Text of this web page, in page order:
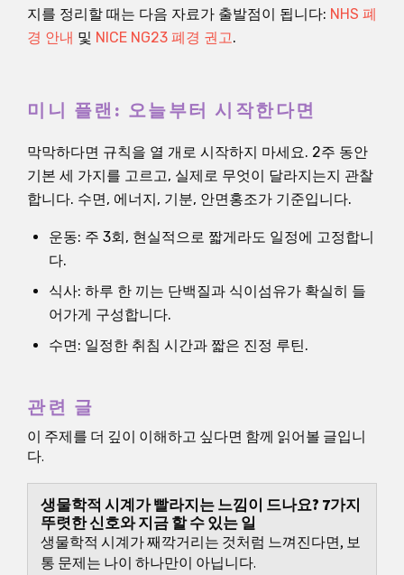
지를 정리할 때는 다음 자료가 출발점이 됩니다: NHS 폐
경 안내 및 NICE NG23 폐경 권고.
미니 플랜: 오늘부터 시작한다면
막막하다면 규칙을 열 개로 시작하지 마세요. 2주 동안
기본 세 가지를 고르고, 실제로 무엇이 달라지는지 관찰
합니다. 수면, 에너지, 기분, 안면홍조가 기준입니다.
운동: 주 3회, 현실적으로 짧게라도 일정에 고정합니
다.
식사: 하루 한 끼는 단백질과 식이섬유가 확실히 들
어가게 구성합니다.
수면: 일정한 취침 시간과 짧은 진정 루틴.
관련 글
이 주제를 더 깊이 이해하고 싶다면 함께 읽어볼 글입니
다.
생물학적 시계가 빨라지는 느낌이 드나요? 7가지
뚜렷한 신호와 지금 할 수 있는 일
생물학적 시계가 째깍거리는 것처럼 느껴진다면, 보
통 문제는 나이 하나만이 아닙니다.